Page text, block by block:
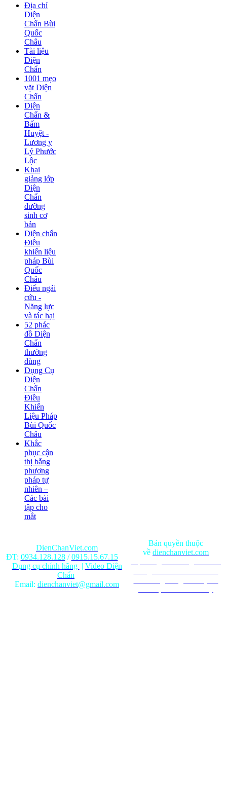
Địa chỉ
Diện
Chẩn Bùi
Quốc
Châu
Tài liệu
Diện
Chẩn
1001 mẹo
vặt Diện
Chẩn
Diện
Chẩn &
Bấm
Huyệt -
Lương y
Lý Phước
Lộc
Khai
giảng lớp
Diện
Chẩn
dưỡng
sinh cơ
bản
Diện chẩn
Điều
khiển liệu
pháp Bùi
Quốc
Châu
Điếu ngải
cứu -
Năng lực
và tác hại
52 phác
đồ Diện
Chẩn
thường
dùng
Dụng Cụ
Diện
Chẩn
Điều
Khiển
Liệu Pháp
Bùi Quốc
Châu
Khắc
phục cận
thị bằng
phương
pháp tự
nhiên –
Các bài
tập cho
mắt
DienChanViet.com
ĐT: 0934.128.128/0915.15.67.15
Dụng cụ chính hãng | Video Diện
Chẩn
Email: dienchanviet@gmail.com
Bản quyền thuộc
về dienchanviet.com